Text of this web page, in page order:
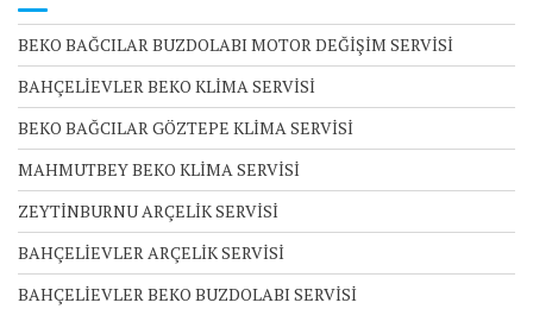
BEKO BAĞCILAR BUZDOLABI MOTOR DEĞİŞİM SERVİSİ
BAHÇELİEVLER BEKO KLİMA SERVİSİ
BEKO BAĞCILAR GÖZTEPE KLİMA SERVİSİ
MAHMUTBEY BEKO KLİMA SERVİSİ
ZEYTİNBURNU ARÇELİK SERVİSİ
BAHÇELİEVLER ARÇELİK SERVİSİ
BAHÇELİEVLER BEKO BUZDOLABI SERVİSİ